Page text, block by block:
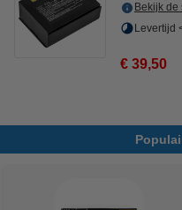
Bekijk
Levertijd
€ 39,50